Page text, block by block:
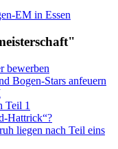
EM in Essen
bewerben
Bogen-Stars anfeuern
Teil 1
Hattrick“?
liegen nach Teil eins